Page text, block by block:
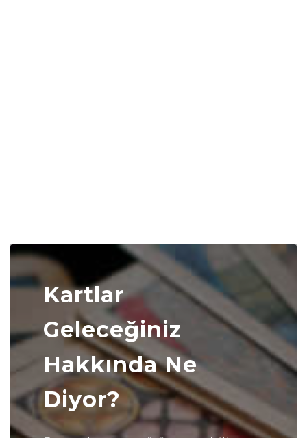
Kartlar
Geleceğiniz
Hakkında Ne
Diyor?